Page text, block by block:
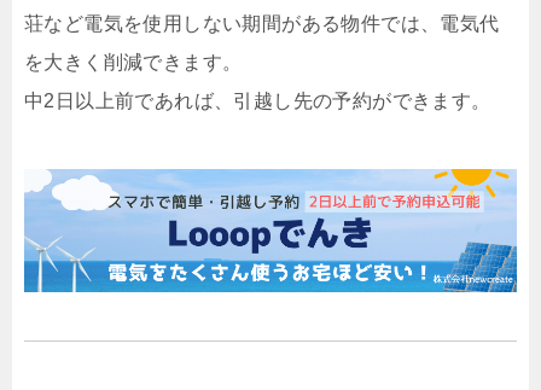
荘など電気を使用しない期間がある物件では、電気代
を大きく削減できます。
中2日以上前であれば、引越し先の予約ができます。